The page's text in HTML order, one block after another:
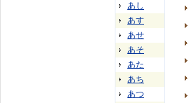
あし
あす
あせ
あそ
あた
あち
あつ